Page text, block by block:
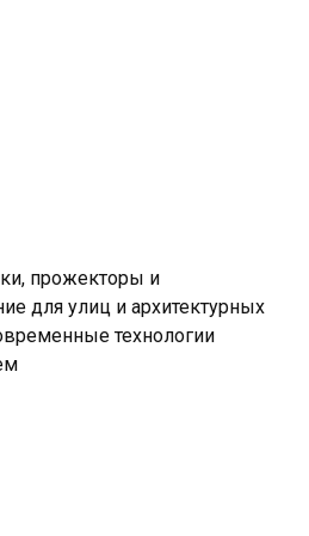
прожекторы и
для улиц и архитектурных
технологии